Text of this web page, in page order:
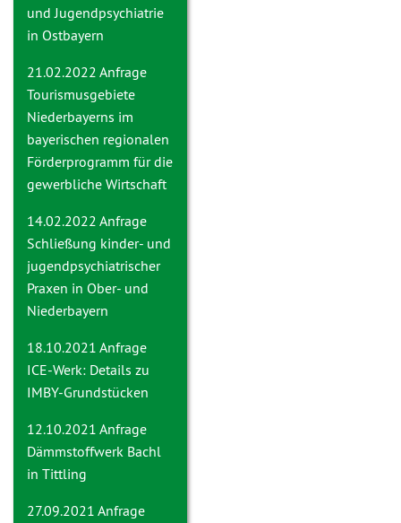
und Jugendpsychiatrie
in Ostbayern
21.02.2022 Anfrage
Tourismusgebiete
Niederbayerns im
bayerischen regionalen
Förderprogramm für die
gewerbliche Wirtschaft
14.02.2022 Anfrage
Schließung kinder- und
jugendpsychiatrischer
Praxen in Ober- und
Niederbayern
18.10.2021 Anfrage
ICE-Werk: Details zu
IMBY-Grundstücken
12.10.2021 Anfrage
Dämmstoffwerk Bachl
in Tittling
27.09.2021 Anfrage